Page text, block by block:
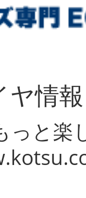
ヤ情
っと楽